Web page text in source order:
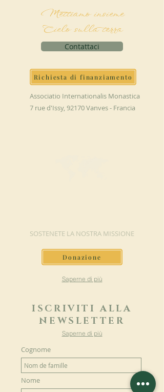
Mettiamo insieme
Cielo sulla terra
Contattaci
Richiesta di finanziamento
Associatio Internationalis Monastica
7 rue d'Issy, 92170 Vanves - Francia
SOSTENETE LA NOSTRA MISSIONE
Donazione
Saperne di più
ISCRIVITI ALLA
NEWSLETTER
Saperne di più
Cognome
Nome